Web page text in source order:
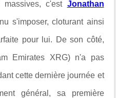
massives, c'est Jonathan
s'imposer, cloturant ainsi
pour lui. De son côté,
Emirates XRG) n'a pas
cette dernière journée et
général, sa première